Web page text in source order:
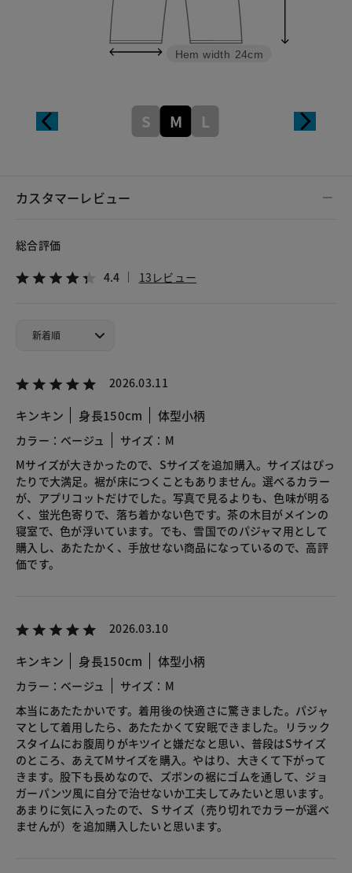
Hem width 24cm
S M L
カスタマーレビュー
総合評価
4.4 13レビュー
2026.03.11
キンキン 身長150cm 体型小柄
カラー：ベージュ
サイズ：M
Mサイズが大きかったので、Sサイズを追加購入。サイズはぴっ
たりで大満足。裾が床につくこともありません。選べるカラー
が、アプリコットだけでした。写真で見るよりも、色味が明る
く、蛍光色寄りで、落ち着かない色です。茶の木目がメインの
寝室で、色が浮いています。でも、雪国でのパジャマ用として
購入し、あたたかく、手放せない商品になっているので、高評
価です。
2026.03.10
キンキン 身長150cm 体型小柄
カラー：ベージュ
サイズ：M
本当にあたたかいです。着用後の快適さに驚きました。パジャ
マとして着用したら、あたたかくて安眠できました。リラック
スタイムにお腹周りがキツイと嫌だなと思い、普段はSサイズ
のところ、あえてMサイズを購入。やはり、大きくて下がって
きます。股下も長めなので、ズボンの裾にゴムを通して、ジョ
ガーパンツ風に自分で治せないか工夫してみたいと思います。
あまりに気に入ったので、Ｓサイズ（売り切れでカラーが選べ
ませんが）を追加購入したいと思います。